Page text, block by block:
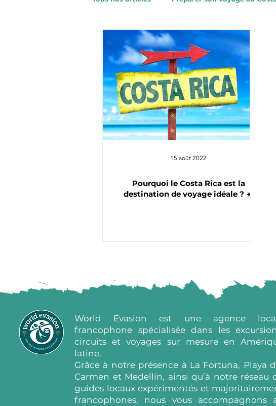
Préparer son voyage au Mexique
Pourquoi le Costa Rica est la
destination de voyage idéale ? ☀️
15 août 2022
World Evasion est une agence
francophone spécialisée dans les
circuits et voyages sur mesure en
latine.
Grâce à notre présence à La Fortuna, Playa
Carmen et Medellín, ainsi qu’à notre réseau
guides locaux expérimentés et
francophones, nous vous accompagnons